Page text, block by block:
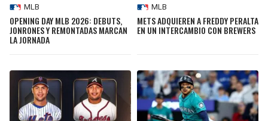
MLB
OPENING DAY MLB 2026: DEBUTS,
JONRONES Y REMONTADAS MARCAN
LA JORNADA
MLB
METS ADQUIEREN A FREDDY PERALTA
EN UN INTERCAMBIO CON BREWERS